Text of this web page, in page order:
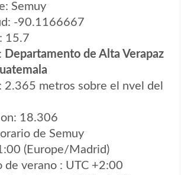
Semuy
-90.1166667
15.7
Departamento de Alta Verapaz
metros sobre el nvel del
18.306
de Semuy
(Europe/Madrid)
de verano : UTC +2:00